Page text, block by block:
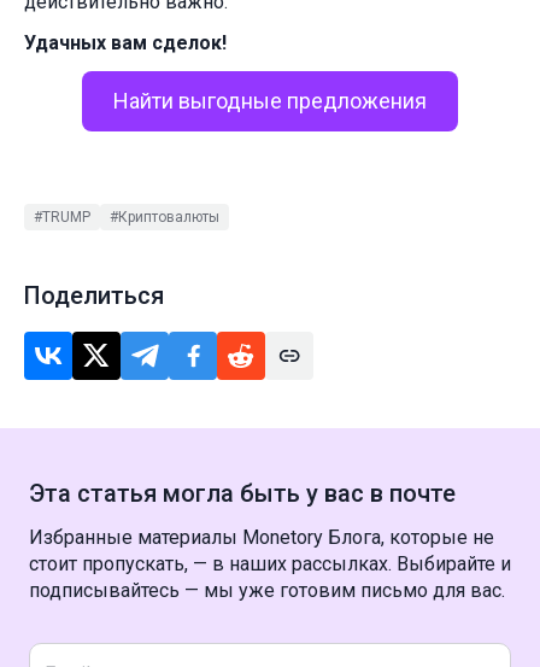
Удачных вам сделок!
Найти выгодные предложения
#TRUMP #Криптовалюты
Поделиться
Эта статья могла быть у вас в почте
Избранные материалы Monetory Блога, которые не
стоит пропускать, — в наших рассылках. Выбирайте и
подписывайтесь — мы уже готовим письмо для вас.